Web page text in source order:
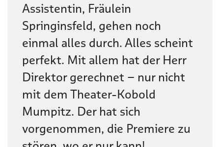
Assistentin, Fräulein
Springinsfeld, gehen noch
einmal alles durch. Alles scheint
perfekt. Mit allem hat der Herr
Direktor gerechnet – nur nicht
mit dem Theater-Kobold
Mumpitz. Der hat sich
vorgenommen, die Premiere zu